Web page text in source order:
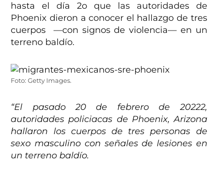
hasta el día 2o que las autoridades de
Phoenix dieron a conocer el hallazgo de tres
cuerpos —con signos de violencia— en un
terreno baldío.
Foto: Getty Images.
“El pasado 20 de febrero de 20222,
autoridades policiacas de Phoenix, Arizona
hallaron los cuerpos de tres personas de
sexo masculino con señales de lesiones en
un terreno baldío.